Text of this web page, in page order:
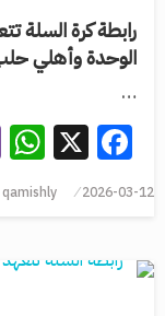
رابطة كرة السلة
الوحدة وأهلي
…
X
2026-03-12
qamishly